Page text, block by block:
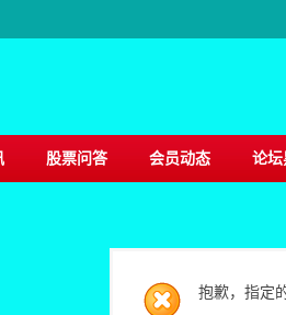
股票问答 会员动态 论坛
抱歉，指定